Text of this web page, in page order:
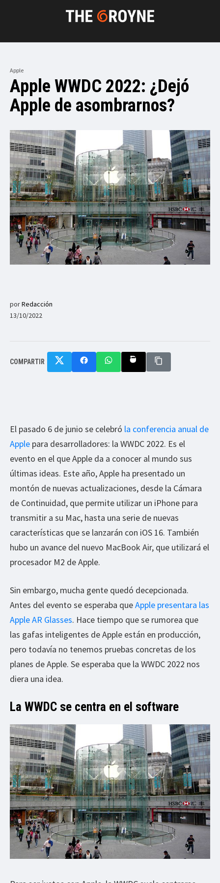
Apple
Apple WWDC 2022: ¿Dejó
Apple de asombrarnos?
porRedacción
13/10/2022
COMPARTIR
El pasado 6 de junio se celebró la conferencia anual de
Apple para desarrolladores: la WWDC 2022. Es el
evento en el que Apple da a conocer al mundo sus
últimas ideas. Este año, Apple ha presentado un
montón de nuevas actualizaciones, desde la Cámara
de Continuidad, que permite utilizar un iPhone para
transmitir a su Mac, hasta una serie de nuevas
características que se lanzarán con iOS 16. También
hubo un avance del nuevo MacBook Air, que utilizará el
procesador M2 de Apple.
Sin embargo, mucha gente quedó decepcionada.
Antes del evento se esperaba queApple presentara las
Apple AR Glasses. Hace tiempo que se rumorea que
las gafas inteligentes de Apple están en producción,
pero todavía no tenemos pruebas concretas de los
planes de Apple. Se esperaba que la WWDC 2022 nos
diera una idea.
La WWDC se centra en el software